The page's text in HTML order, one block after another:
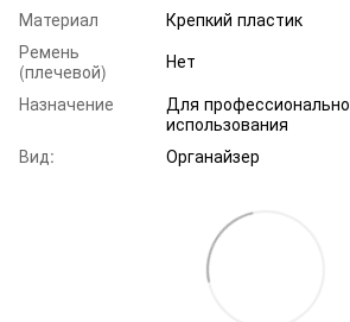
Материал
Крепкий пластик
Ремень
(плечевой)
Нет
Назначение
Для
использования
Вид:
Органайзер